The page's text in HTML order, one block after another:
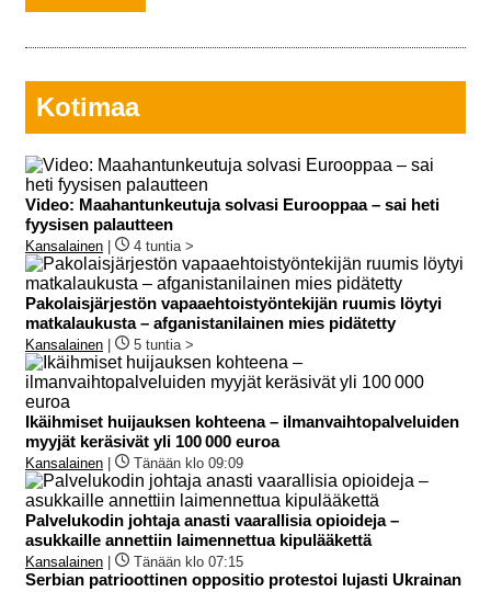
Kotimaa
Video: Maahantunkeutuja solvasi Eurooppaa – sai heti
fyysisen palautteen
Kansalainen 4 tuntia >
Pakolaisjärjestön vapaaehtoistyöntekijän ruumis löytyi
matkalaukusta – afganistanilainen mies pidätetty
Kansalainen 5 tuntia >
Ikäihmiset huijauksen kohteena – ilmanvaihtopalveluiden
myyjät keräsivät yli 100 000 euroa
Kansalainen Tänään klo 09:09
Palvelukodin johtaja anasti vaarallisia opioideja –
asukkaille annettiin laimennettua kipulääkettä
Kansalainen Tänään klo 07:15
Serbian patrioottinen oppositio protestoi lujasti Ukrainan